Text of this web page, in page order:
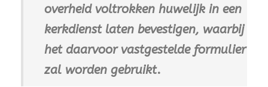
overheid voltrokken huwelijk in een
kerkdienst laten bevestigen, waarbij
het daarvoor vastgestelde formulier
zal worden gebruikt.